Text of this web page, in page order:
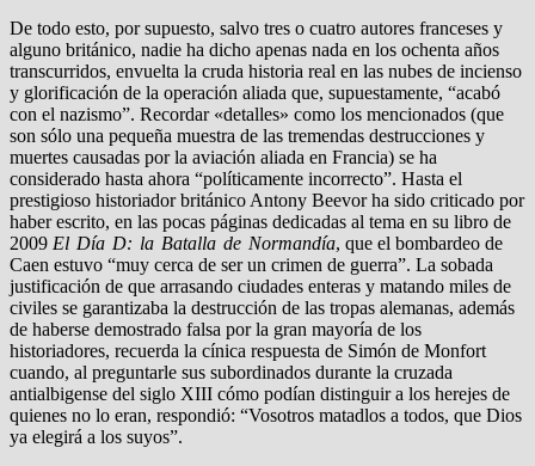
De todo esto, por supuesto, salvo tres o cuatro autores franceses y
alguno británico, nadie ha dicho apenas nada en los ochenta años
transcurridos, envuelta la cruda historia real en las nubes de incienso
y glorificación de la operación aliada que, supuestamente, “acabó
con el nazismo”. Recordar «detalles» como los mencionados (que
son sólo una pequeña muestra de las tremendas destrucciones y
muertes causadas por la aviación aliada en Francia) se ha
considerado hasta ahora “políticamente incorrecto”. Hasta el
prestigioso historiador británico Antony Beevor ha sido criticado por
haber escrito, en las pocas páginas dedicadas al tema en su libro de
2009 El Día D: la Batalla de Normandía, que el bombardeo de
Caen estuvo “muy cerca de ser un crimen de guerra”. La sobada
justificación de que arrasando ciudades enteras y matando miles de
civiles se garantizaba la destrucción de las tropas alemanas, además
de haberse demostrado falsa por la gran mayoría de los
historiadores, recuerda la cínica respuesta de Simón de Monfort
cuando, al preguntarle sus subordinados durante la cruzada
antialbigense del siglo XIII cómo podían distinguir a los herejes de
quienes no lo eran, respondió: “Vosotros matadlos a todos, que Dios
ya elegirá a los suyos”.